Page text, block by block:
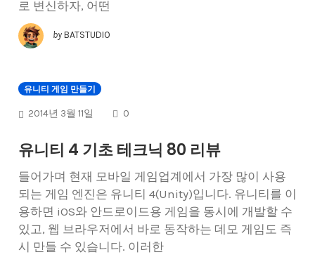
로 변신하자, 어떤
by BATSTUDIO
유니티 게임 만들기
2014년 3월 11일 0
유니티 4 기초 테크닉 80 리뷰
들어가며 현재 모바일 게임업계에서 가장 많이 사용
되는 게임 엔진은 유니티 4(Unity)입니다. 유니티를 이
용하면 iOS와 안드로이드용 게임을 동시에 개발할 수
있고, 웹 브라우저에서 바로 동작하는 데모 게임도 즉
시 만들 수 있습니다. 이러한